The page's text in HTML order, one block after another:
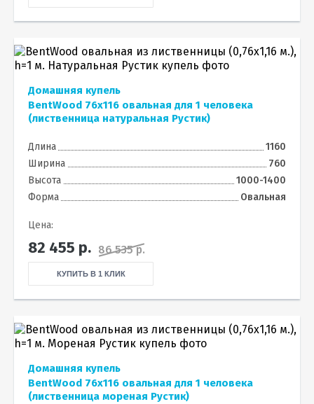
Домашняя купель
BentWood 76х116 овальная для 1 человека
(лиственница натуральная Рустик)
Длина
1160
Ширина
760
Высота
1000-1400
Форма
Овальная
Цена:
82 455 р. 86 535 р.
КУПИТЬ В 1 КЛИК
Домашняя купель
BentWood 76х116 овальная для 1 человека
(лиственница мореная Рустик)